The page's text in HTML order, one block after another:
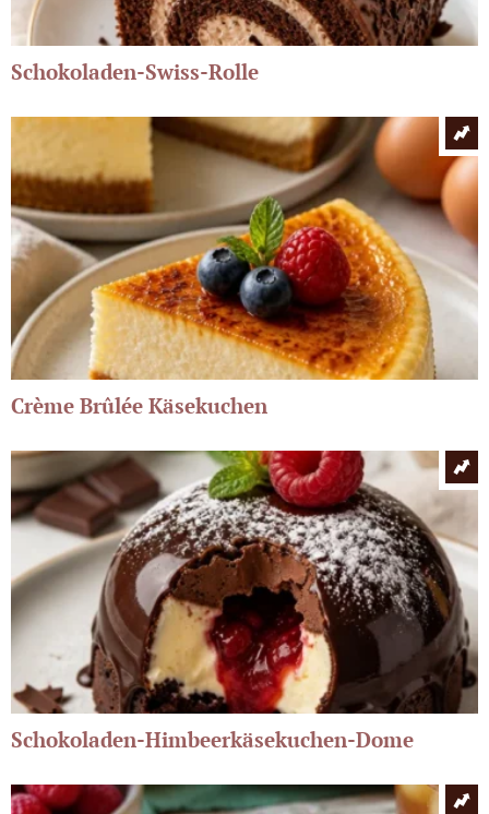
Schokoladen-Swiss-Rolle
Crème Brûlée Käsekuchen
Schokoladen-Himbeerkäsekuchen-Dome